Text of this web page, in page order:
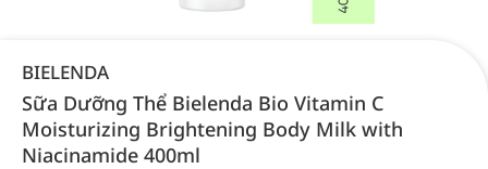
BIELENDA
Sữa Dưỡng Thể Bielenda Bio Vitamin C
Moisturizing Brightening Body Milk with
Niacinamide 400ml